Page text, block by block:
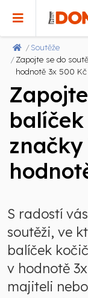
Soutěže
Zapojte se do
hodnotě 3x 500 Kč
S radostí
soutěži, ve
balíček
v hodnotě
majiteli